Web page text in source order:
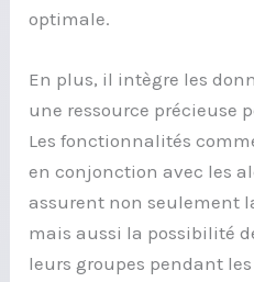
optimale.
En plus, il intègre les
une ressource précieuse
Les fonctionnalités
en conjonction avec les
assurent non seulement
mais aussi la possibilité
leurs groupes pendant